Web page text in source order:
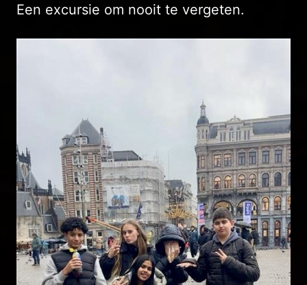
Een excursie om nooit te vergeten.